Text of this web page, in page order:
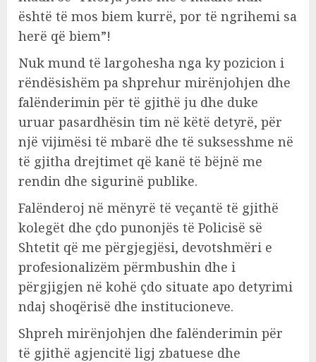
është të mos biem kurrë, por të ngrihemi sa
herë që biem”!
Nuk mund të largohesha nga ky pozicion i
rëndësishëm pa shprehur mirënjohjen dhe
falënderimin për të gjithë ju dhe duke
uruar pasardhësin tim në këtë detyrë, për
një vijimësi të mbarë dhe të suksesshme në
të gjitha drejtimet që kanë të bëjnë me
rendin dhe sigurinë publike.
Falënderoj në mënyrë të veçantë të gjithë
kolegët dhe çdo punonjës të Policisë së
Shtetit që me përgjegjësi, devotshmëri e
profesionalizëm përmbushin dhe i
përgjigjen në kohë çdo situate apo detyrimi
ndaj shoqërisë dhe institucioneve.
Shpreh mirënjohjen dhe falënderimin për
të gjithë agjencitë ligj zbatuese dhe